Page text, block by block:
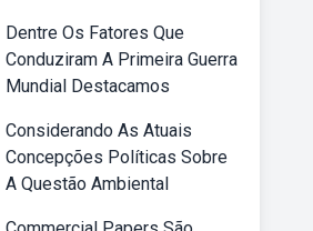
Dentre Os Fatores Que
Conduziram A Primeira Guerra
Mundial Destacamos
Considerando As Atuais
Concepções Políticas Sobre
A Questão Ambiental